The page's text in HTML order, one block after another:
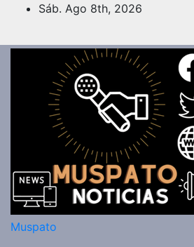
Saltar
contenido
Sáb. Ago 8th, 2026
Muspato